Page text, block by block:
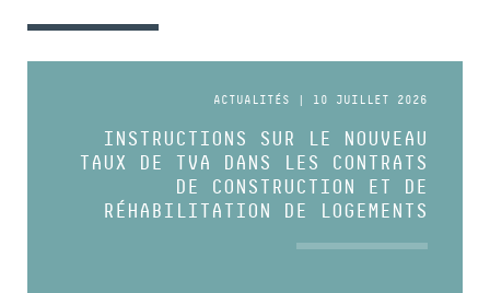
ACTUALITÉS | 10 JUILLET 2026
INSTRUCTIONS SUR LE NOUVEAU
TAUX DE TVA DANS LES CONTRATS
DE CONSTRUCTION ET DE
RÉHABILITATION DE LOGEMENTS